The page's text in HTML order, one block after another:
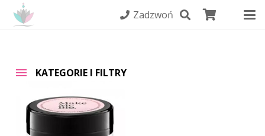
Zadzwoń
KATEGORIE I FILTRY